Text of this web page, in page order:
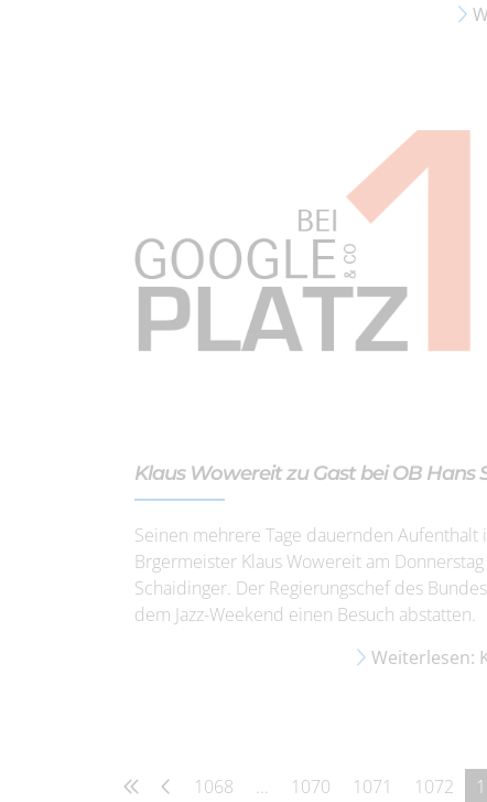
Klaus Wowereit zu Gast bei OB Hans
Seinen mehrere Tage dauernden
Brgermeister Klaus Wowereit am
Schaidinger. Der Regierungschef des
dem Jazz-Weekend einen Besuch abstatten.
Weiterlesen:
1068 ... 1070 1071 1072